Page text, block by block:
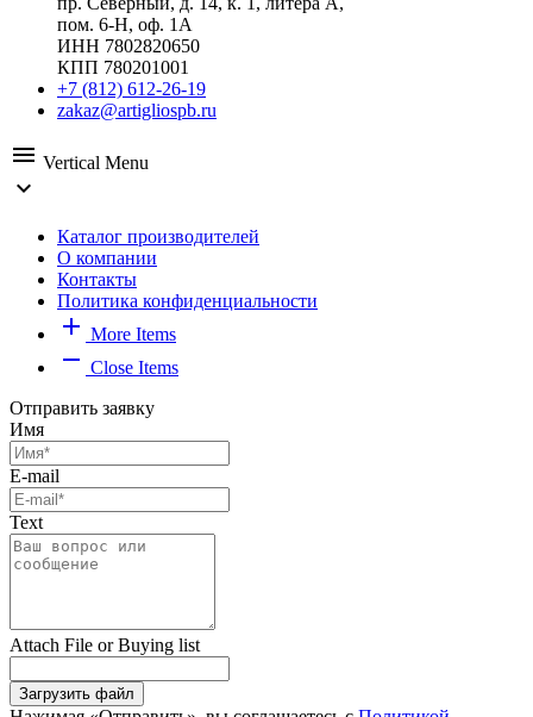
пом. 6-Н, оф. 1А
ИНН 7802820650
КПП 780201001
+7 (812) 612-26-19
zakaz@artigliospb.ru
menu Vertical Menu
expand_more
Каталог производителей
О компании
Контакты
Политика конфиденциальности
add More Items
remove Close Items
Отправить заявку
Имя
E-mail
Text
Attach File or Buying list
Загрузить файл